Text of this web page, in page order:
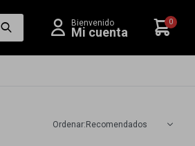
0
Recomendados